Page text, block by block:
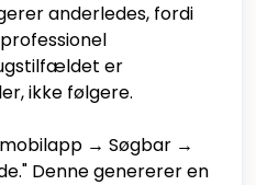
anderledes, fordi
er
ikke følgere.
mobilapp → Søgbar →
Denne genererer en